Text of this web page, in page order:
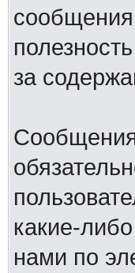
за
какие-
нами по